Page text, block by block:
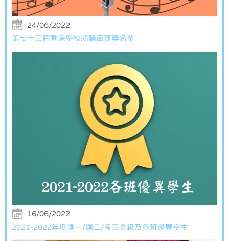
24/06/2022
第七十三屆香港學校朗誦節獲獎名單
16/06/2022
2021-2022年度測一/測二/考三全級及各班優異學生